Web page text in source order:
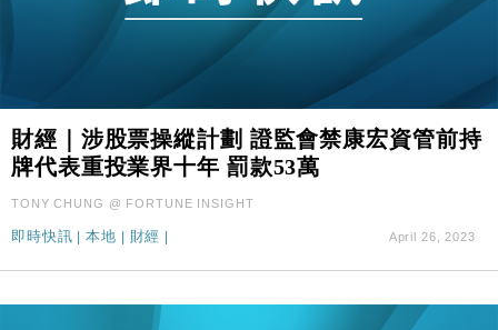
財經｜涉股票操縱計劃 證監會禁康宏資管前持
牌代表重投業界十年 罰款53萬
TONY CHUNG @ FORTUNE INSIGHT
即時快訊 |本地 | 財經 | April 26, 2023